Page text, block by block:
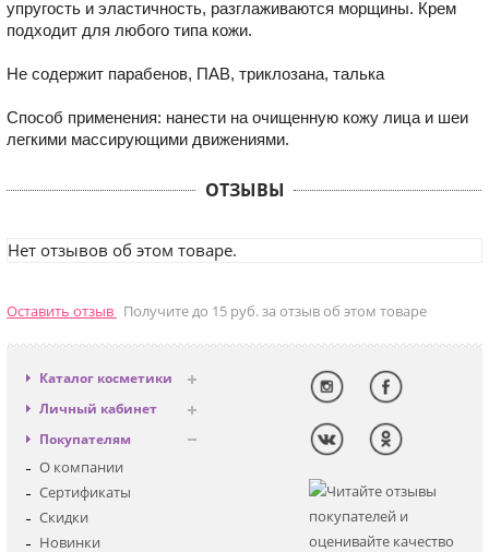
упругость и эластичность, разглаживаются морщины. Крем
подходит для любого типа кожи.
Не содержит парабенов, ПАВ, триклозана, талька
Способ применения: нанести на очищенную кожу лица и шеи
легкими массирующими движениями.
ОТЗЫВЫ
Нет отзывов об этом товаре.
Оставить отзыв Получите до 15 руб. за отзыв об этом товаре
Каталог косметики
Антивозрастная
Декоративная
Для глаз
Для тела
Личный кабинет
Вход
Регистрация
Покупателям
О компании
Сертификаты
Скидки
Новинки